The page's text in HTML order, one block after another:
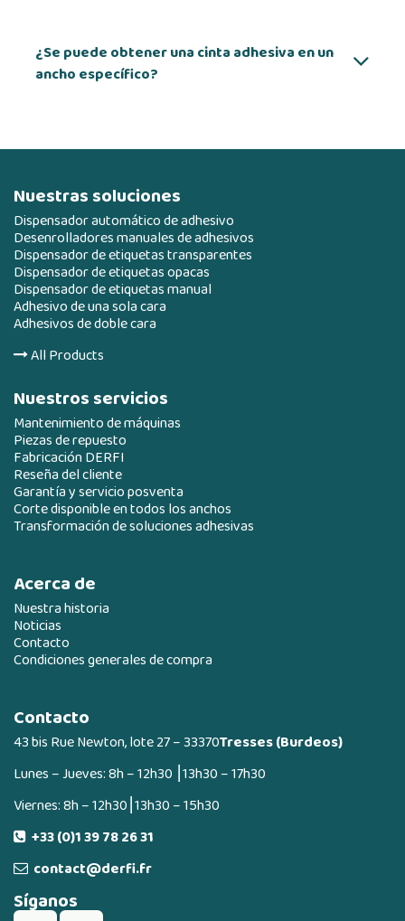
¿Se puede obtener una cinta adhesiva en un
ancho específico?
Nuestras soluciones
Dispensador automático de adhesivo
Desenrolladores manuales de adhesivos
Dispensador de etiquetas transparentes
Dispensador de etiquetas opacas
Dispensador de etiquetas manual
Adhesivo de una sola cara
Adhesivos de doble cara
All Products
Nuestros servicios
Mantenimiento de máquinas
Piezas de repuesto
Fabricación DERFI
Reseña del cliente
Garantía y servicio posventa
Corte disponible en todos los anchos
Transformación de soluciones adhesivas
Acerca de
Nuestra historia
Noticias
Contacto
Condiciones generales de compra
Contacto
43 bis Rue Newton, lote 27 – 33370Tresses (Burdeos)
Lunes – Jueves: 8h – 12h30 ⎮13h30 – 17h30
Viernes: 8h – 12h30⎮13h30 – 15h30
+33 (0)1 39 78 26 31
contact@derfi.fr
Síganos